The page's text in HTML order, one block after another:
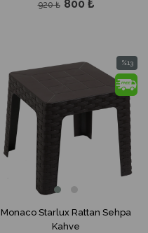
800 ₺
920 ₺
Monaco Starlux Rattan Sehpa
Kahve
%13
İndirim